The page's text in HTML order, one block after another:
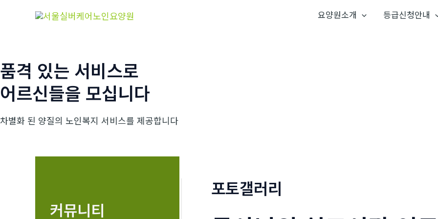
건
너
뛰
요양원소개 등급신청안내
품격 있는 서비스로
어르신들을 모십니다
차별화 된 양질의 노인복지 서비스를 제공합니다
커뮤니티
포토갤러리